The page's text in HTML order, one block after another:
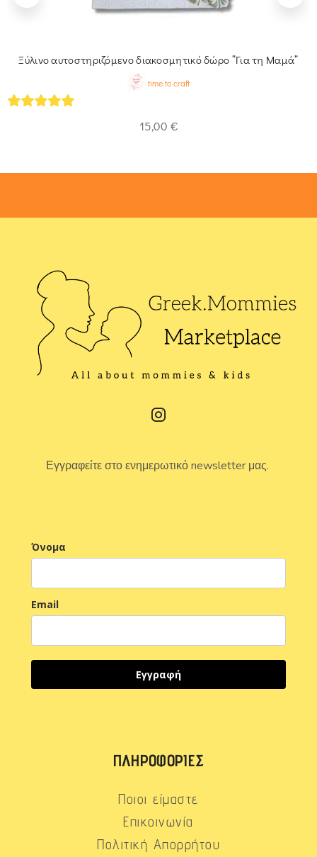
Ξύλινο αυτοστηριζόμενο διακοσμητικό δώρο ”Για τη Μαμά”
time to craft
15,00 €
Εγγραφείτε στο ενημερωτικό newsletter μας.
Όνομα
Email
Εγγραφή
ΠΛΗΡΟΦΟΡΊΕΣ
Ποιοι είμαστε
Επικοινωνία
Πολιτική Απορρήτου